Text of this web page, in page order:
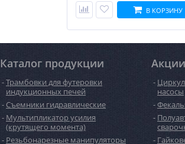
В КОРЗИНУ
Каталог продукции
Трамбовки для футеровки
индукционных печей
Съемники гидравлические
Мультипликатор усилия
(крутящего момента)
Резьбонарезные манипуляторы
Акции
насосы